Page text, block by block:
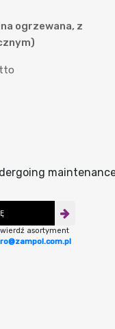
ogrzewana, z
asortyment